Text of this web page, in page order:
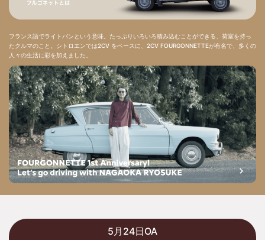
フランス語でライトバンという意味。たっぷりいろいろ積み込むことができる、荷室を持っ
たクルマのこと。シトロエンでは2CV をベースに、2CV FOURGONNETTEが有名で、多くの
人々の生活に彩を加えました。
5月24日OA